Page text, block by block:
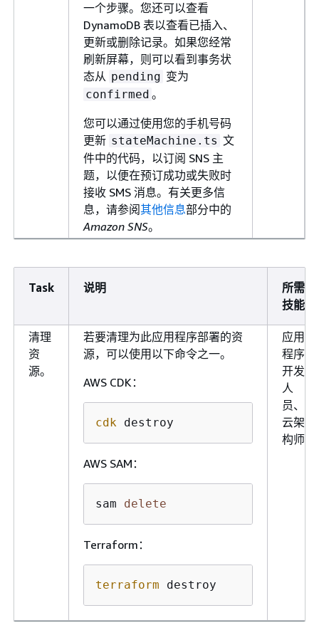
一个步骤。您还可以查看
DynamoDB 表以查看已插入、
更新或删除记录。如果您经常
刷新屏幕，则可以看到事务状
态从 pending 变为
confirmed 。
您可以通过使用您的手机号码
更新 stateMachine.ts 文
件中的代码，以订阅 SNS 主
题，以便在预订成功或失败时
接收 SMS 消息。有关更多信
息，请参阅其他信息部分中的
Amazon SNS。
Task 说明
所需
技能
清理
资
源。
若要清理为此应用程序部署的资
源，可以使用以下命令之一。
AWS CDK：
cdk destroy
AWS SAM：
sam delete
Terraform：
terraform destroy
应用
程序
开发
人
员、
云架
构师